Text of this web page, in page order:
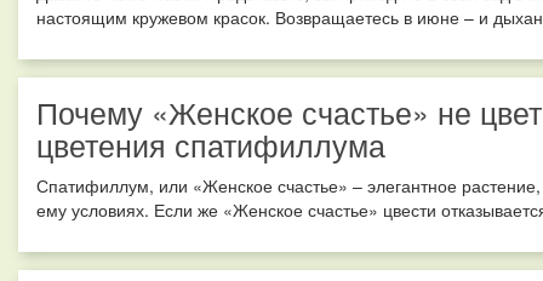
настоящим кружевом красок. Возвращаетесь в июне – и
Почему «Женское счастье» не
цветения спатифиллума
Спатифиллум, или «Женское счастье» – элегантное
ему условиях. Если же «Женское счастье» цвести